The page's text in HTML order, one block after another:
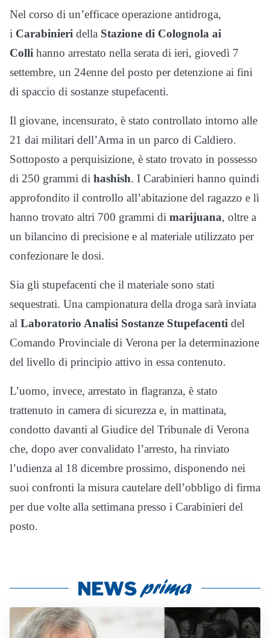
Nel corso di un’efficace operazione antidroga,
i Carabinieri della Stazione di Colognola ai
Colli hanno arrestato nella serata di ieri, giovedì 7
settembre, un 24enne del posto per detenzione ai fini
di spaccio di sostanze stupefacenti.
Il giovane, incensurato, è stato controllato intorno alle
21 dai militari dell’Arma in un parco di Caldiero.
Sottoposto a perquisizione, è stato trovato in possesso
di 250 grammi di hashish. I Carabinieri hanno quindi
approfondito il controllo all’abitazione del ragazzo e lì
hanno trovato altri 700 grammi di marijuana, oltre a
un bilancino di precisione e al materiale utilizzato per
confezionare le dosi.
Sia gli stupefacenti che il materiale sono stati
sequestrati. Una campionatura della droga sarà inviata
al Laboratorio Analisi Sostanze Stupefacenti del
Comando Provinciale di Verona per la determinazione
del livello di principio attivo in essa contenuto.
L’uomo, invece, arrestato in flagranza, è stato
trattenuto in camera di sicurezza e, in mattinata,
condotto davanti al Giudice del Tribunale di Verona
che, dopo aver convalidato l’arresto, ha rinviato
l’udienza al 18 dicembre prossimo, disponendo nei
suoi confronti la misura cautelare dell’obbligo di firma
per due volte alla settimana presso i Carabinieri del
posto.